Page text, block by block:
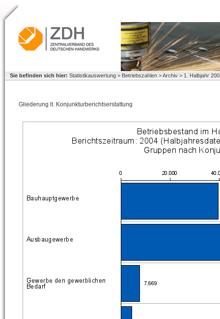
Sie befinden sich hier: Statistikauswertung > Betriebszahlen > Archiv > 1. Halbjahr
Gliederung lt. Konjunkturberichtserstattung